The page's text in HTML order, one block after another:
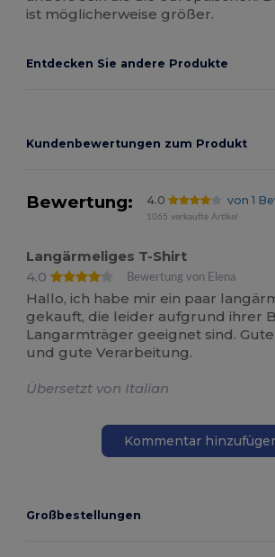
ist möglicherweise größer.
Entdecken Sie andere Produkte
Kundenbewertungen zum Produkt
Bewertung: 4.0 von 1
1065 verkaufte Artikel
Langärmeliges T-Shirt
4.0
Bewertung von Elena
Hallo, ich habe mir ein paar
gekauft, die leider aufgrund ihrer
Langarmträger geeignet sind.
und gute Verarbeitung.
Übersetzt von Italian
Kommentar
Großbestellungen